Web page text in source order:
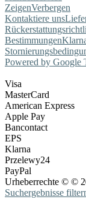
ZeigenVerbergen
Kontaktiere uns
Bestimmungen
Powered by Google
Visa
MasterCard
American Express
Apple Pay
Bancontact
EPS
Klarna
Przelewy24
PayPal
Urheberrechte © ©
Suchergebnisse